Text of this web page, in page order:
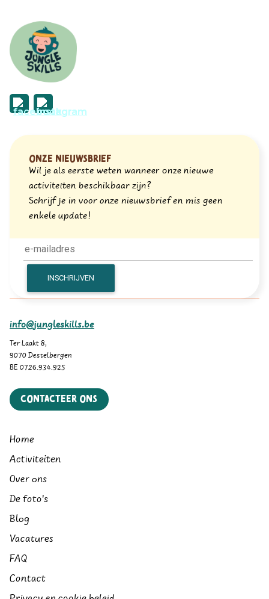
Onze nieuwsbrief
Wil je als eerste weten wanneer onze nieuwe
activiteiten beschikbaar zijn?
Schrijf je in voor onze nieuwsbrief en mis geen
enkele update!
info@jungleskills.be
Ter Laakt 8,
9070 Destelbergen
BE 0726.934.925
Contacteer ons
Home
Activiteiten
Over ons
De foto's
Blog
Vacatures
FAQ
Contact